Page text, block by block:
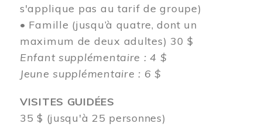
s'applique pas au tarif de groupe)
• Famille (jusqu’à quatre, dont un
maximum de deux adultes) 30 $
Enfant supplémentaire : 4 $
Jeune supplémentaire : 6 $
VISITES GUIDÉES
35 $ (jusqu'à 25 personnes)